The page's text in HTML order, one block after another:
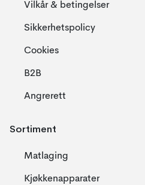
Vilkår & betingelser
Sikkerhetspolicy
Cookies
B2B
Angrerett
Sortiment
Matlaging
Kjøkkenapparater